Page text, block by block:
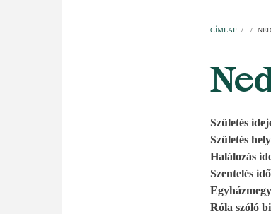
CÍMLAP / /
Születés
Születés
Halálozás
Szentelés
Róla szóló